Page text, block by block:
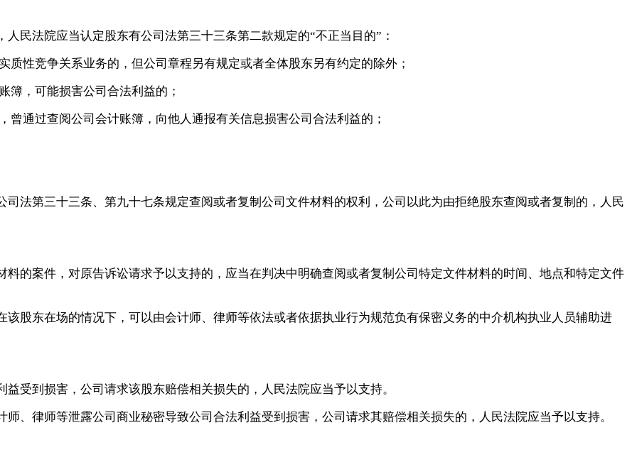
民法院应当认定股东有公司法第三十三条第二款规定的“不正当目的”：
质性竞争关系业务的，但公司章程另有规定或者全体股东另有约定的除外；
簿，可能损害公司合法利益的；
曾通过查阅公司会计账簿，向他人通报有关信息损害公司合法利益的；
法第三十三条、第九十七条规定查阅或者复制公司文件材料的权利，公司以此为由拒绝股东查阅或者复制的，人民
料的案件，对原告诉讼请求予以支持的，应当在判决中明确查阅或者复制公司特定文件材料的时间、地点和特定文件
股东在场的情况下，可以由会计师、律师等依法或者依据执业行为规范负有保密义务的中介机构执业人员辅助进
受到损害，公司请求该股东赔偿相关损失的，人民法院应当予以支持。
、律师等泄露公司商业秘密导致公司合法利益受到损害，公司请求其赔偿相关损失的，人民法院应当予以支持。